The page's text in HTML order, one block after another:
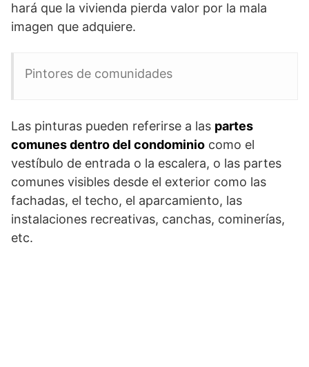
hará que la vivienda pierda valor por la mala
imagen que adquiere.
Pintores de comunidades
Las pinturas pueden referirse a las partes
comunes dentro del condominio como el
vestíbulo de entrada o la escalera, o las partes
comunes visibles desde el exterior como las
fachadas, el techo, el aparcamiento, las
instalaciones recreativas, canchas, cominerías,
etc.